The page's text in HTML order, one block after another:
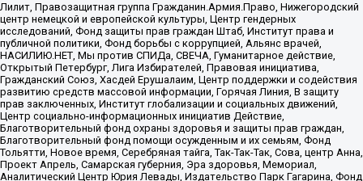
Лилит, Правозащитная группа Гражданин.Армия.Право, Нижегородский
центр немецкой и европейской культуры, Центр гендерных
исследований, Фонд защиты прав граждан Штаб, Институт права и
публичной политики, Фонд борьбы с коррупцией, Альянс врачей,
НАСИЛИЮ.НЕТ, Мы против СПИДа, СВЕЧА, Гуманитарное действие,
Открытый Петербург, Лига Избирателей, Правовая инициатива,
Гражданский Союз, Хасдей Ерушалаим, Центр поддержки и содействия
развитию средств массовой информации, Горячая Линия, В защиту
прав заключенных, Институт глобализации и социальных движений,
Центр социально-информационных инициатив Действие,
Благотворительный фонд охраны здоровья и защиты прав граждан,
Благотворительный фонд помощи осужденным и их семьям, Фонд
Тольятти, Новое время, Серебряная тайга, Так-Так-Так, Сова, центр Анна,
Проект Апрель, Самарская губерния, Эра здоровья, Мемориал,
Аналитический Центр Юрия Левады, Издательство Парк Гагарина, Фонд